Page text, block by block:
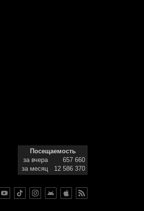
Посещаемость
за вчера
657 660
за месяц
12 586 370